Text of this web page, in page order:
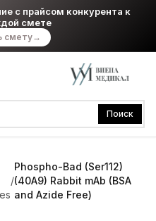
с прайсом конкурента к
смете
смету→
Поиск
/
Phospho-Bad (Ser112)
(40A9) Rabbit mAb (BSA
and Azide Free)